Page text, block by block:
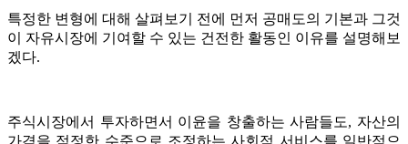
특정한 변형에 대해 살펴보기 전에 먼저 공매도의 기본과 그것
이 자유시장에 기여할 수 있는 건전한 활동인 이유를 설명해보
겠다.
주식시장에서 투자하면서 이윤을 창출하는 사람들도, 자산의
가격을 적정한 수준으로 조정하는 사회적 서비스를 일반적으